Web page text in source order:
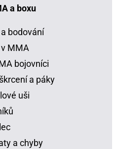
a boxu
bodování
MMA
bojovníci
a páky
uši
a chyby